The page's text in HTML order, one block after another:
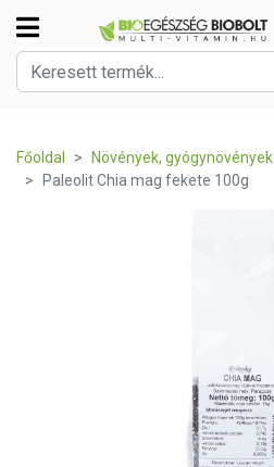
Főoldal Növények, gyógynövények
Paleolit Chia mag fekete 100g